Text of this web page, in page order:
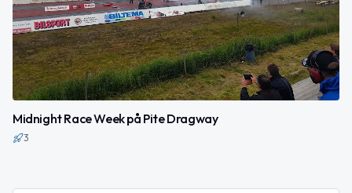
Midnight Race Week på Pite Dragway
3